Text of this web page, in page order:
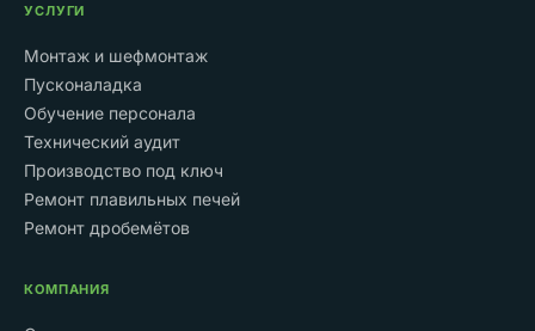
УСЛУГИ
Монтаж и шефмонтаж
Пусконаладка
Обучение персонала
Технический аудит
Производство под ключ
Ремонт плавильных печей
Ремонт дробемётов
КОМПАНИЯ